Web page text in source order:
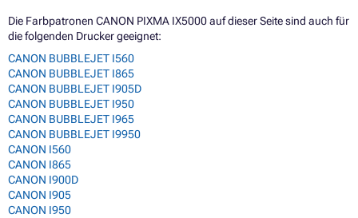
Die Farbpatronen CANON PIXMA IX5000 auf dieser Seite sind auch für
die folgenden Drucker geeignet:
CANON BUBBLEJET I560
CANON BUBBLEJET I865
CANON BUBBLEJET I905D
CANON BUBBLEJET I950
CANON BUBBLEJET I965
CANON BUBBLEJET I9950
CANON I560
CANON I865
CANON I900D
CANON I905
CANON I950